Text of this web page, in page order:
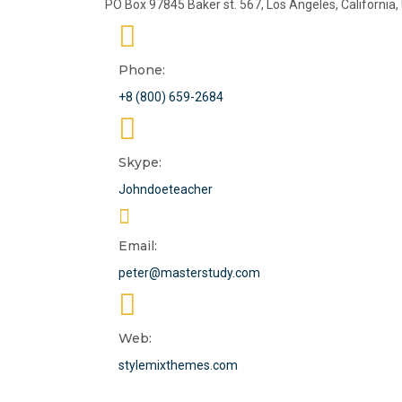
PO Box 97845 Baker st. 567, Los Angeles, California,
Phone:
+8 (800) 659-2684
Skype:
Johndoeteacher
Email:
peter@masterstudy.com
Web:
stylemixthemes.com